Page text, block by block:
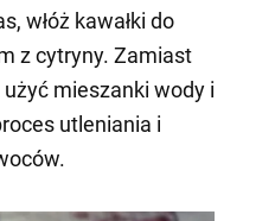
włóż kawałki do
z cytryny. Zamiast
mieszanki wody i
utleniania i